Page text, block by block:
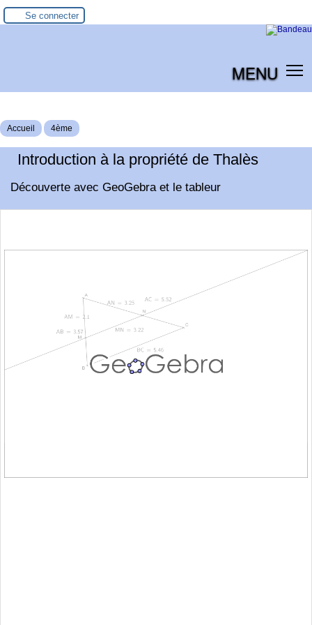
Se connecter
MENU
Accueil 4ème
Introduction à la propriété de Thalès
Découverte avec GeoGebra et le tableur